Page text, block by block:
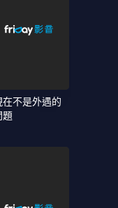
在不是外遇的
題